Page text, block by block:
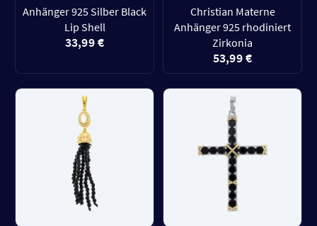
Anhänger 925 Silber Black
Lip Shell
33,99 €
Christian Materne
Anhänger 925 rhodiniert
Zirkonia
53,99 €